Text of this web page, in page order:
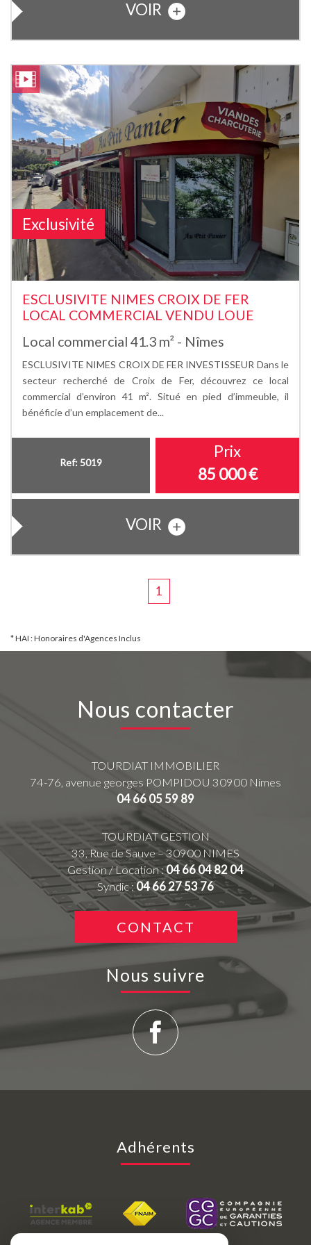
VOIR
Exclusivité
ESCLUSIVITE NIMES CROIX DE FER
LOCAL COMMERCIAL VENDU LOUE
Local commercial 41.3 m² - Nîmes
ESCLUSIVITE NIMES CROIX DE FER INVESTISSEUR Dans le
secteur recherché de Croix de Fer, découvrez ce local
commercial d’environ 41 m². Situé en pied d’immeuble, il
bénéficie d’un emplacement de...
Ref: 5019
Prix
85 000 €
VOIR
1
* HAI : Honoraires d'Agences Inclus
Nous contacter
TOURDIAT IMMOBILIER
74-76, avenue georges POMPIDOU 30900 Nimes
04 66 05 59 89
TOURDIAT GESTION
33, Rue de Sauve – 30900 NIMES
Gestion / Location :04 66 04 82 04
Syndic :04 66 27 53 76
CONTACT
Nous suivre
Adhérents